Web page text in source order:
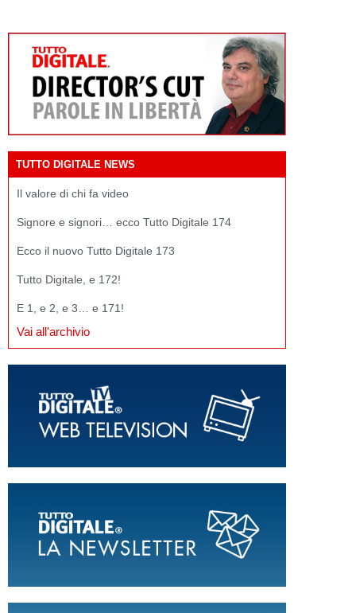
TUTTO DIGITALE NEWS
Il valore di chi fa video
Signore e signori… ecco Tutto Digitale 174
Ecco il nuovo Tutto Digitale 173
Tutto Digitale, e 172!
E 1, e 2, e 3… e 171!
Vai all'archivio